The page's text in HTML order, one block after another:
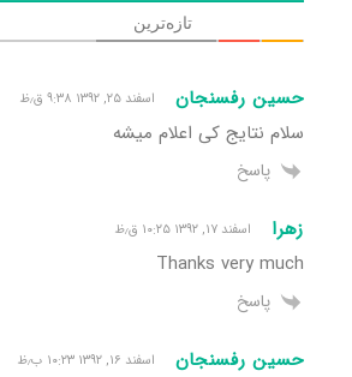
تازه‌ترین
حسین رفسنجان اسفند ۲۵, ۱۳۹۲ ۹:۳۸ ق٫ظ
سلام نتایج کی اعلام میشه
پاسخ
زهرا اسفند ۱۷, ۱۳۹۲ ۱۰:۲۵ ق٫ظ
Thanks very much
پاسخ
حسین رفسنجان اسفند ۱۶, ۱۳۹۲ ۱۰:۲۳ ب٫ظ